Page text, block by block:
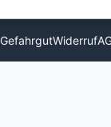
GefahrgutWiderruf